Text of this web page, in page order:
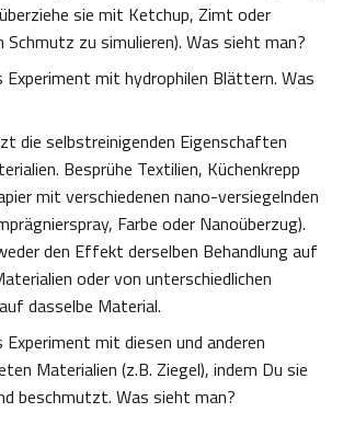
sie mit Ketchup, Zimt oder
Schmutz zu simulieren). Was sieht man?
Experiment mit hydrophilen Blättern. Was
die selbstreinigenden Eigenschaften
Besprühe Textilien, Küchenkrepp
mit verschiedenen nano-versiegelnden
Farbe oder Nanoüberzug).
den Effekt derselben Behandlung auf
oder von unterschiedlichen
dasselbe Material.
Experiment mit diesen und anderen
Materialien (z.B. Ziegel), indem Du sie
beschmutzt. Was sieht man?